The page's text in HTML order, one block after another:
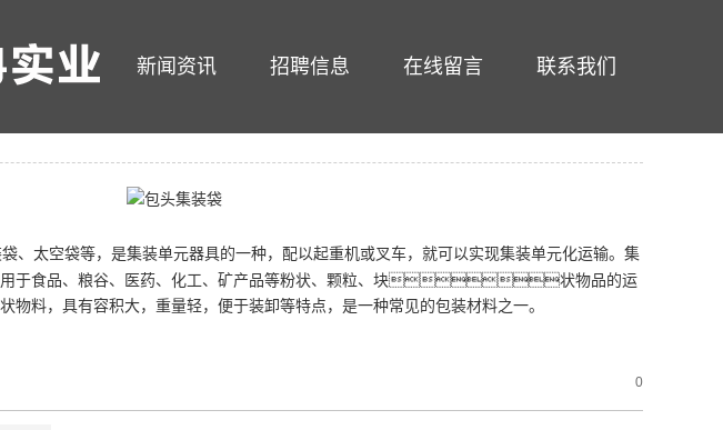
新闻资讯 招聘信息 在线留言 联系我们
、太空袋等，是集装单元器具的一种，配以起重机或叉车，就可以实现集装单元化运输。集
用于食品、粮谷、医药、化工、矿产品等粉状、颗粒、块状物品的运
物料，具有容积大，重量轻，便于装卸等特点，是一种常见的包装材料之一。
0